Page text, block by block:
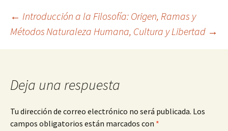
Navegación
de
entradas
← Introducción a la Filosofía: Origen, Ramas y
MétodosNaturaleza Humana, Cultura y Libertad →
Deja una respuesta
Tu dirección de correo electrónico no será publicada. Los
campos obligatorios están marcados con *